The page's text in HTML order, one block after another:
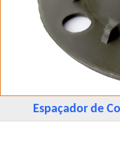
Espaçador de